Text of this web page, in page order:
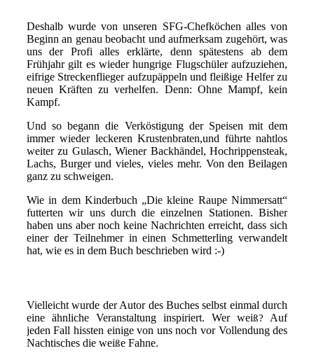
Deshalb wurde von unseren SFG-Chefköchen alles von
Beginn an genau beobacht und aufmerksam zugehört, was
uns der Profi alles erklärte, denn spätestens ab dem
Frühjahr gilt es wieder hungrige Flugschüler aufzuziehen,
eifrige Streckenflieger aufzupäppeln und fleißige Helfer zu
neuen Kräften zu verhelfen. Denn: Ohne Mampf, kein
Kampf.
Und so begann die Verköstigung der Speisen mit dem
immer wieder leckeren Krustenbraten,und führte nahtlos
weiter zu Gulasch, Wiener Backhändel, Hochrippensteak,
Lachs, Burger und vieles, vieles mehr. Von den Beilagen
ganz zu schweigen.
Wie in dem Kinderbuch „Die kleine Raupe Nimmersatt“
futterten wir uns durch die einzelnen Stationen. Bisher
haben uns aber noch keine Nachrichten erreicht, dass sich
einer der Teilnehmer in einen Schmetterling verwandelt
hat, wie es in dem Buch beschrieben wird :-)
Vielleicht wurde der Autor des Buches selbst einmal durch
eine ähnliche Veranstaltung inspiriert. Wer weiß? Auf
jeden Fallhissten einige von uns noch vor Vollendung des
Nachtisches die weiße Fahne.